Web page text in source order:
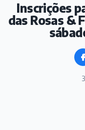
Inscrições
das Rosas &